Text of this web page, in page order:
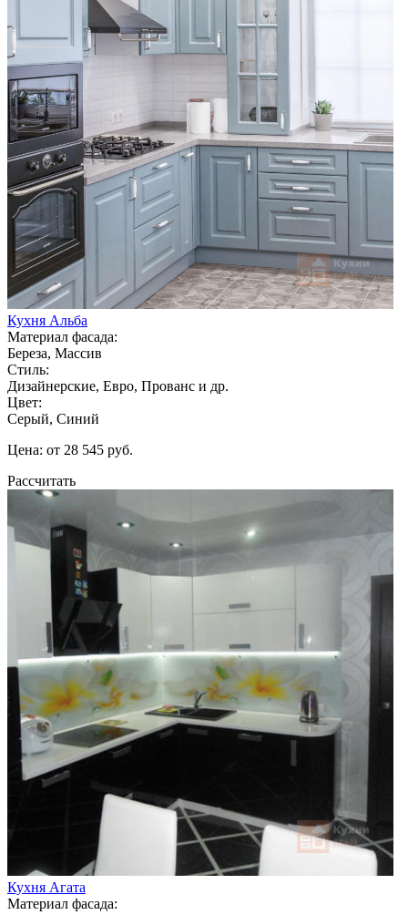
Кухня Альба
Материал фасада:
Береза, Массив
Стиль:
Дизайнерские, Евро, Прованс и др.
Цвет:
Серый, Синий
Цена: от 28 545 руб.
Рассчитать
Кухня Агата
Материал фасада: